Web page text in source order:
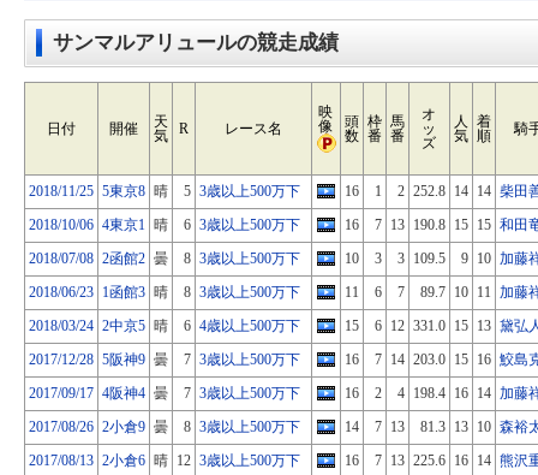
サンマルアリュールの競走成績
日付 開催
天
気
R レース名
映
像
頭
数
枠
番
馬
番
オ
ッ
ズ
人
気
着
順
騎
2018/11/25 5東京8 晴 5 3歳以上500万下 16 1 2 252.8 14 14 柴田
2018/10/06 4東京1 晴 6 3歳以上500万下 16 7 13 190.8 15 15 和田
2018/07/08 2函館2 曇 8 3歳以上500万下 10 3 3 109.5 9 10 加藤
2018/06/23 1函館3 晴 8 3歳以上500万下 11 6 7 89.7 10 11 加藤
2018/03/24 2中京5 晴 6 4歳以上500万下 15 6 12 331.0 15 13 黛弘
2017/12/28 5阪神9 曇 7 3歳以上500万下 16 7 14 203.0 15 16 鮫島
2017/09/17 4阪神4 曇 7 3歳以上500万下 16 2 4 198.4 16 14 加藤
2017/08/26 2小倉9 曇 8 3歳以上500万下 14 7 13 81.3 13 10 森裕
2017/08/13 2小倉6 晴 12 3歳以上500万下 16 7 13 225.6 16 14 熊沢